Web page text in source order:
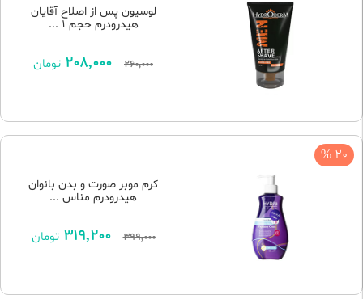
لوسیون پس از اصلاح آقایان
هیدرودرم حجم 1 ...
260,000
208,000 تومان
20 %
کرم موبر صورت و بدن بانوان
هیدرودرم مناس ...
399,000
319,200 تومان